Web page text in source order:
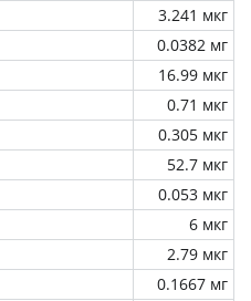
3.241 мкг
0.0382 мг
16.99 мкг
0.71 мкг
0.305 мкг
52.7 мкг
0.053 мкг
6 мкг
2.79 мкг
0.1667 мг